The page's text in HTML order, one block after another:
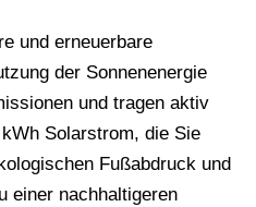
und erneuerbare
der Sonnenenergie
und tragen aktiv
Solarstrom, die Sie
Fußabdruck und
einer nachhaltigeren